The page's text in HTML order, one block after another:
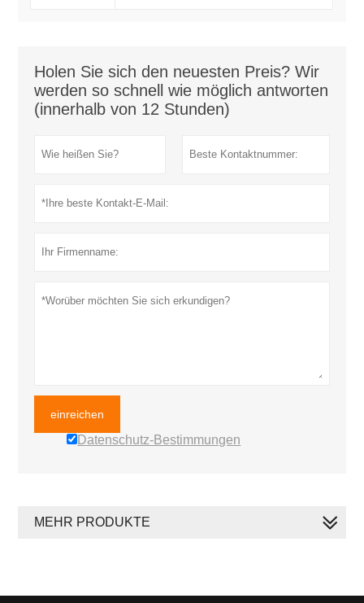
Holen Sie sich den neuesten Preis? Wir
werden so schnell wie möglich antworten
(innerhalb von 12 Stunden)
einreichen
Datenschutz-Bestimmungen
MEHR PRODUKTE